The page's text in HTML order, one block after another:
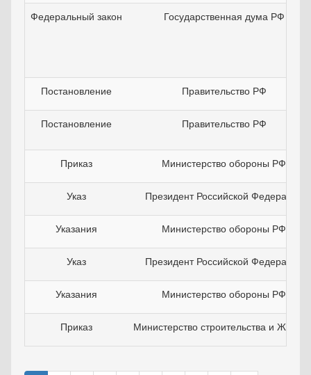
Федеральный закон Государственная дума РФ
Постановление Правительство РФ
Постановление Правительство РФ
Приказ Министерство обороны РФ
Указ Президент Российской Федерации
Указания Министерство обороны РФ
Указ Президент Российской Федерации
Указания Министерство обороны РФ
Приказ Министерство строительства и ЖКХ